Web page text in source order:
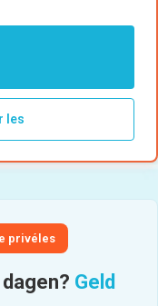
les
privéles
Geld